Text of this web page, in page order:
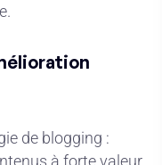
de blogging :
à forte valeur